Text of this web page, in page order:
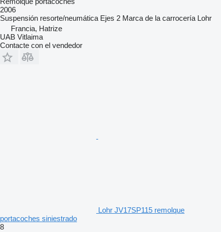
2006
Suspensión resorte/neumática Ejes 2 Marca de la carrocería Lohr
Francia, Hatrize
UAB Vitlaima
Contacte con el vendedor
Lohr JV17SP115 remolque
portacoches siniestrado
8